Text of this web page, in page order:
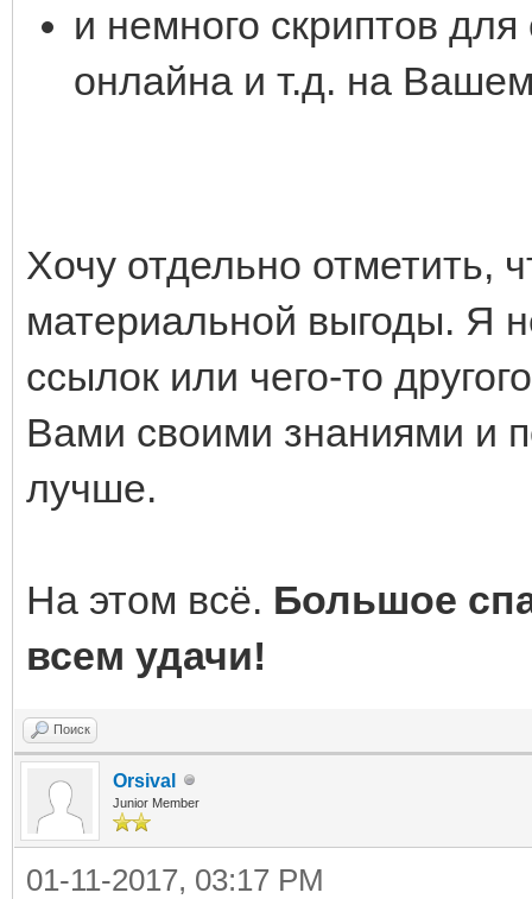
и немного скриптов
онлайна и т.д. на
Хочу отдельно отметить,
материальной выгоды. Я
ссылок или чего-то
Вами своими знаниями и
лучше.
На этом всё. Большое
всем удачи!
Поиск
Orsival
Junior Member
01-11-2017, 03:17 PM